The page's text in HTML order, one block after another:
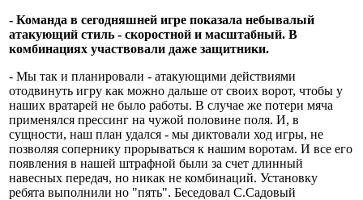
- Команда в сегодняшней игре показала небывалый
атакующий стиль - скоростной и масштабный. В
комбинациях участвовали даже защитники.
- Мы так и планировали - атакующими действиями
отодвинуть игру как можно дальше от своих ворот, чтобы у
наших вратарей не было работы. В случае же потери мяча
применялся прессинг на чужой половине поля. И, в
сущности, наш план удался - мы диктовали ход игры, не
позволяя сопернику прорываться к нашим воротам. И все его
появления в нашей штрафной были за счет длинный
навесных передач, но никак не комбинаций. Установку
ребята выполнили но "пять". Беседовал С.Садовый